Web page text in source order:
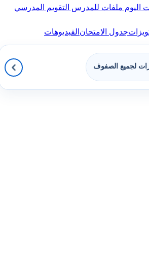
اليوم ملفات للمدرس التقويم المدرسي
جدول الامتحانالفيديوهات
لجميع الصفوف